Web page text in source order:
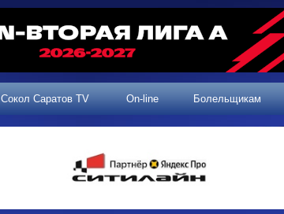
Сокол Саратов TV On-line Болельщикам